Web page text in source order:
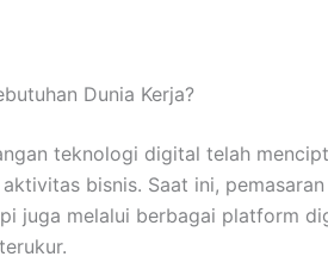
Dunia Kerja?
teknologi digital telah
bisnis. Saat ini,
juga melalui berbagai platform